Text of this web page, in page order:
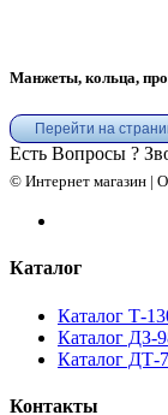
Манжеты, кольца,
Перейти на
Есть Вопросы ?
© Интернет магазин |
Каталог
Каталог Т-
Каталог ДЗ-
Каталог ДТ-
Контакты